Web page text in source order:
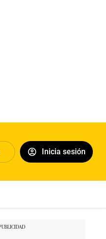
Inicia sesión